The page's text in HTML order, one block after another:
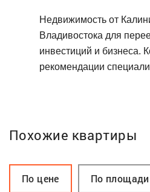
Недвижимость от
Владивостока для
инвестиций и бизнеса.
рекомендации
Похожие квартиры
По цене По площади